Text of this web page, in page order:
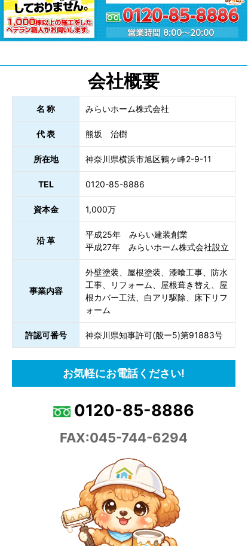
会社概要
名 称 みらいホーム株式会社
代 表 熊坂 治樹
所在地 神奈川県横浜市旭区鶴ヶ峰2-9-11
TEL 0120-85-8886
資本金 1,000万
沿 革
平成25年 みらい建装創業
平成27年 みらいホーム株式会社設立
事業内容
外壁塗装、屋根塗装、漆喰工事、防水
工事、リフォーム、屋根葺き替え、屋
根カバー工法、白アリ駆除、床下リフ
ォーム
許認可番号 神奈川県知事許可(般ー5)第91883号
お気軽にお電話ください!
0120-85-8886
FAX:045-744-6294